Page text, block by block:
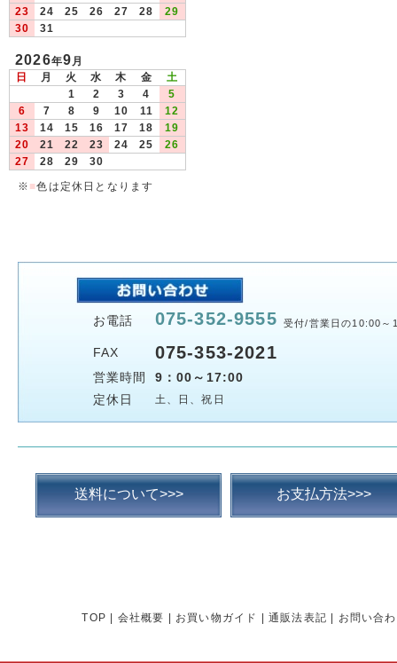
23
24 25 26 27 28
29
30
31
2026年9月
日
月 火 水 木 金
土
1
2 3 4
5
6
7 8 9 10 11
12
13
14 15 16 17 18
19
20
21 22 23 24 25
26
27
28 29
30
※ ■色は定休日となります
お電話 075-352-9555 受付/営業日の10:00～
FAX 075-353-2021
営業時間
9：00～17:00
定休日
土、日、祝日
送料について>>> お支払方法>>>
TOP 会社概要 お買い物ガイド 通販法表記 お問い合